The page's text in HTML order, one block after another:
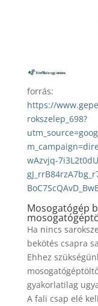
forrás:
https://
rokszelep_698?
wAzvjq-
BoC7ScQAvD_BwE
Mosogatógép
Ha nincs
bekötés csapra
Ehhez
gyakorlatilag
A fali csap elé